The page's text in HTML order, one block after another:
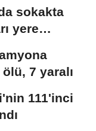
sokakta
yere
7 yaralı
111'inci